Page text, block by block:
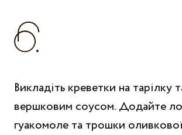
Викладіть креветки на тарілку
вершковим соусом. Додайте
гуакомоле та трошки